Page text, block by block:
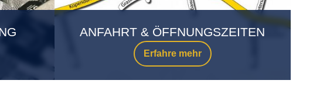
Erfahre mehr
ANFAHRT & ÖFFNUNGSZEITEN